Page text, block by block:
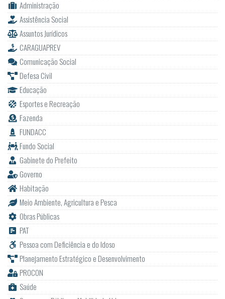
Administração
Assistência Social
Assuntos Jurídicos
CARAGUAPREV
Comunicação Social
Defesa Civil
Educação
Esportes e Recreação
Fazenda
FUNDACC
Fundo Social
Gabinete do Prefeito
Governo
Habitação
Meio Ambiente, Agricultura e Pesca
Obras Públicas
PAT
Pessoa com Deficiência e do Idoso
Planejamento Estratégico e Desenvolvimento
PROCON
Saúde